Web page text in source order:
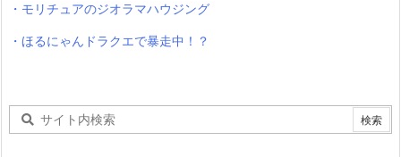
・モリチュアのジオラマハウジング
・ほるにゃんドラクエで暴走中！？